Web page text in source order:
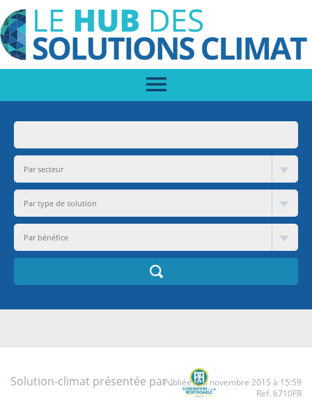
Solution-climat présentée par :Publiée le 3 novembre 2015 à 15:59
Ref. 6710FR